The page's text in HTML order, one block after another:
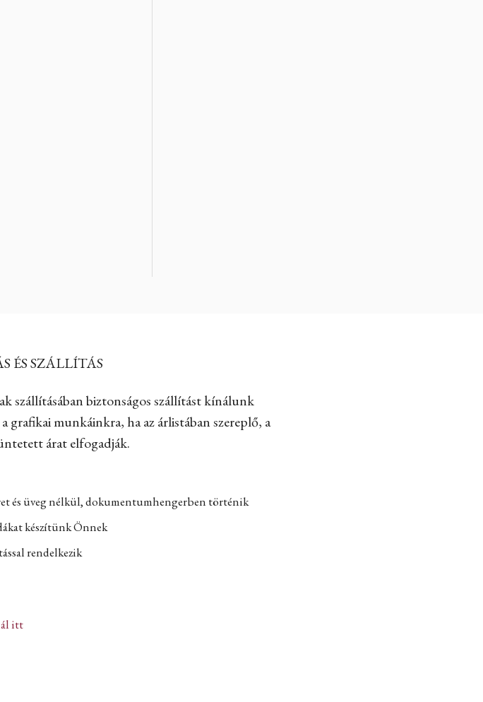
ÉS SZÁLLÍTÁS
szállításában biztonságos szállítást kínálunk
grafikai munkáinkra, ha az árlistában szereplő, a
árat elfogadják.
és üveg nélkül, dokumentumhengerben történik
készítünk Önnek
rendelkezik
itt